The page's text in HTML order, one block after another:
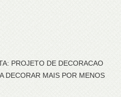
PROJETO DE DECORACAO
DECORAR MAIS POR MENOS